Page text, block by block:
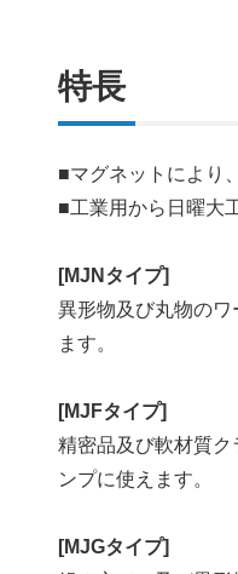
特長
■マグネットにより
■工業用から日曜大
[MJNタイプ]
異形物及び丸物の
ます。
[MJFタイプ]
精密品及び軟材質
ンプに使えます。
[MJGタイプ]